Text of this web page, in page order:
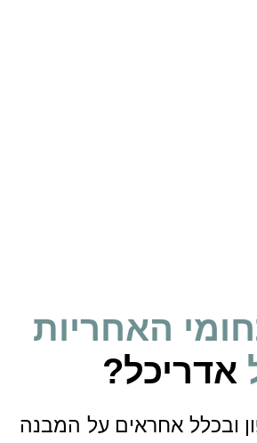
האחריות
אדריכל?
ובכלל אחראים על המבנה